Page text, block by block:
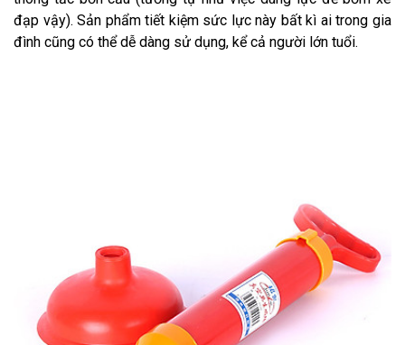
đạp vậy). Sản phẩm tiết kiệm sức lực này bất kì ai trong gia
đình cũng có thể dễ dàng sử dụng, kể cả người lớn tuổi.